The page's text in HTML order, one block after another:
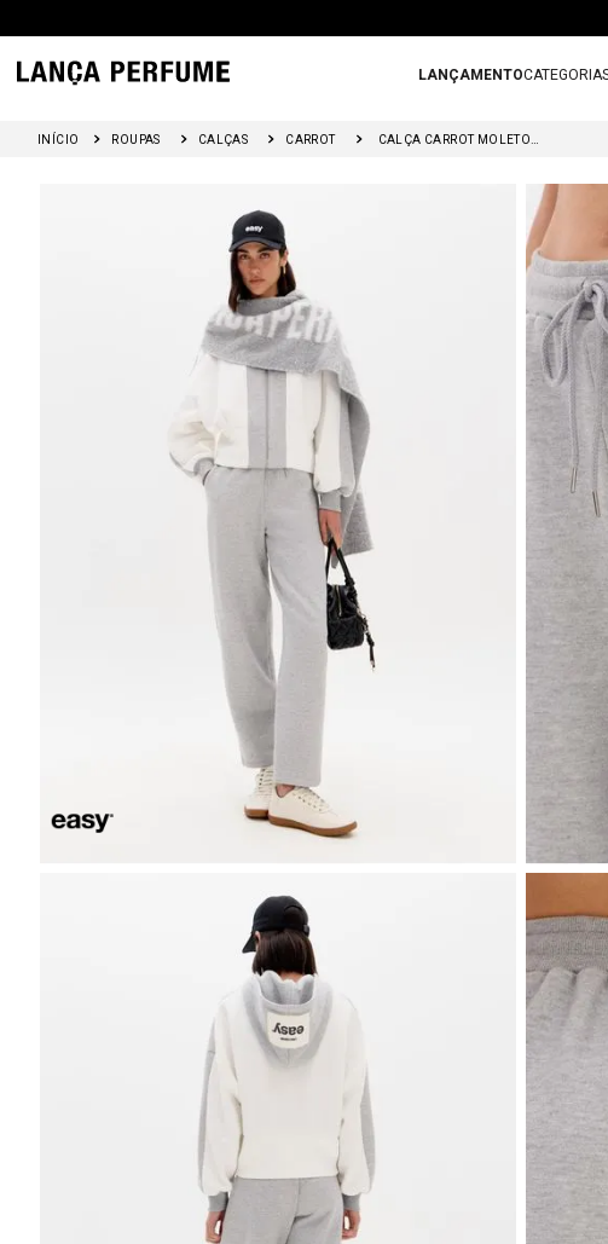
LANÇAMENTO
ROUPAS CALÇAS CARROT CALÇA CARROT MOLETOM COM CINTURA ALTA